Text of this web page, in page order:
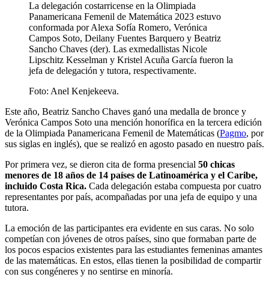
La delegación costarricense en la Olimpiada
Panamericana Femenil de Matemática 2023 estuvo
conformada por Alexa Sofía Romero, Verónica
Campos Soto, Deilany Fuentes Barquero y Beatriz
Sancho Chaves (der). Las exmedallistas Nicole
Lipschitz Kesselman y Kristel Acuña García fueron la
jefa de delegación y tutora, respectivamente.
Foto: Anel Kenjekeeva.
Este año, Beatriz Sancho Chaves ganó una medalla de bronce y
Verónica Campos Soto una mención honorífica en la tercera edición
de la Olimpiada Panamericana Femenil de Matemáticas (Pagmo, por
sus siglas en inglés), que se realizó en agosto pasado en nuestro país.
Por primera vez, se dieron cita de forma presencial 50 chicas
menores de 18 años de 14 países de Latinoamérica y el Caribe,
incluido Costa Rica. Cada delegación estaba compuesta por cuatro
representantes por país, acompañadas por una jefa de equipo y una
tutora.
La emoción de las participantes era evidente en sus caras. No solo
competían con jóvenes de otros países, sino que formaban parte de
los pocos espacios existentes para las estudiantes femeninas amantes
de las matemáticas. En estos, ellas tienen la posibilidad de compartir
con sus congéneres y no sentirse en minoría.